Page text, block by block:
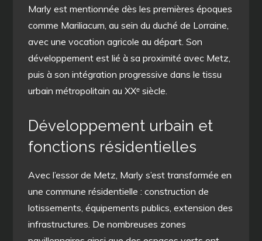
Marly est mentionnée dès les premières époques
comme Mariliacum, au sein du duché de Lorraine,
avec une vocation agricole au départ. Son
développement est lié à sa proximité avec Metz,
puis à son intégration progressive dans le tissu
urbain métropolitain au XXᵉ siècle.
Développement urbain et
fonctions résidentielles
Avec l’essor de Metz, Marly s’est transformée en
une commune résidentielle : construction de
lotissements, équipements publics, extension des
infrastructures. De nombreuses zones